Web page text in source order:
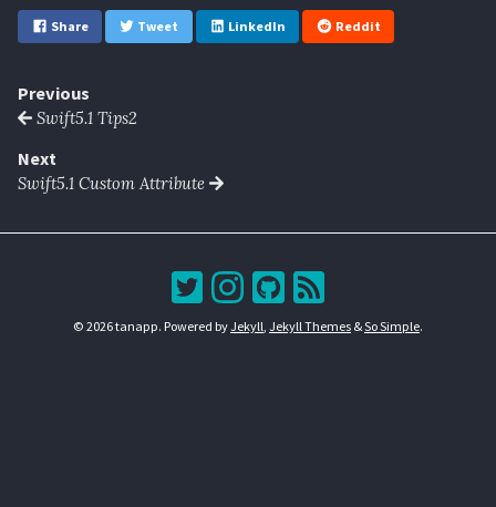
Share Tweet LinkedIn Reddit
Previous
Swift5.1 Tips2
Next
Swift5.1 Custom Attribute
© 2026 tanapp. Powered byJekyll Jekyll Themes &So Simple.